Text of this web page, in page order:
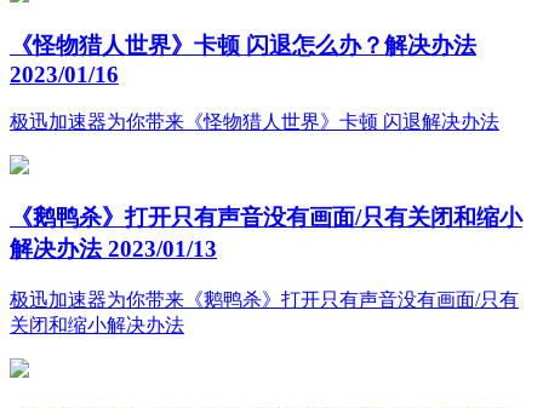
《怪物猎人世界》卡顿 闪退怎么办？解决办法
2023/01/16
极迅加速器为你带来《怪物猎人世界》卡顿 闪退解决办法
《鹅鸭杀》打开只有声音没有画面/只有关闭和缩小
解决办法 2023/01/13
极迅加速器为你带来《鹅鸭杀》打开只有声音没有画面/只有
关闭和缩小解决办法